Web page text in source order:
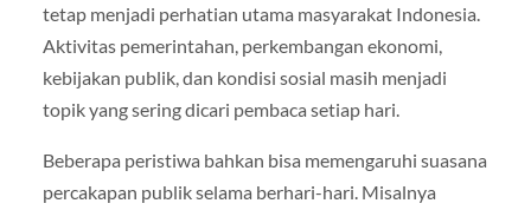
tetap menjadi perhatian utama masyarakat Indonesia.
Aktivitas pemerintahan, perkembangan ekonomi,
kebijakan publik, dan kondisi sosial masih menjadi
topik yang sering dicari pembaca setiap hari.
Beberapa peristiwa bahkan bisa memengaruhi suasana
percakapan publik selama berhari-hari. Misalnya